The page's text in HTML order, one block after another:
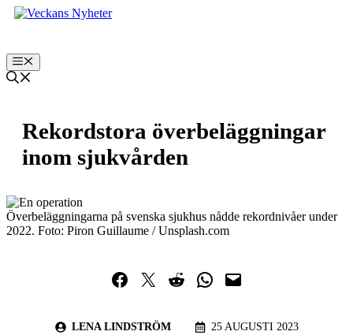
Hoppa
Meny
Rekordstora överbeläggningar
inom sjukvården
Överbeläggningarna på svenska sjukhus nådde rekordnivåer under
2022. Foto: Piron Guillaume / Unsplash.com
Dela på Facebook
Dela på TwitterDela på RedditDela i WhatsApp
Maila en länk
LENA LINDSTRÖM
25 AUGUSTI 2023